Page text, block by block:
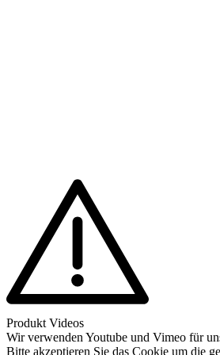
Produkt Videos
Wir verwenden Youtube und Vimeo für
Bitte akzeptieren Sie das Cookie um die